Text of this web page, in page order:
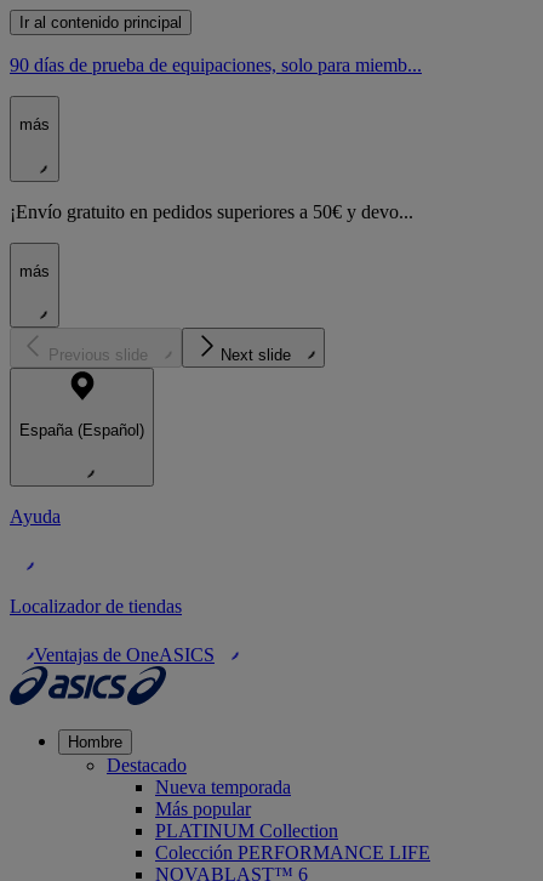
Ir al contenido principal
90 días de prueba de equipaciones, solo para miemb...
más
¡Envío gratuito en pedidos superiores a 50€ y devo...
más
Previous slide Next slide
España (Español)
Ayuda
Localizador de tiendas
Ventajas de OneASICS
Hombre
Destacado
Nueva temporada
Más popular
PLATINUM Collection
Colección PERFORMANCE LIFE
NOVABLAST™ 6